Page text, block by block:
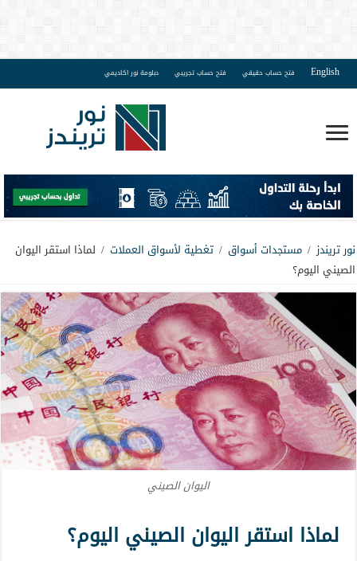
English فتح حساب حقيقي فتح حساب تجريبي دبلومة نور اكاديمي
نور تريندز / مستجدات أسواق / تغطية لأسواق العملات / لماذا استقر اليوان
الصيني اليوم؟
اليوان الصيني
لماذا استقر اليوان الصيني اليوم؟